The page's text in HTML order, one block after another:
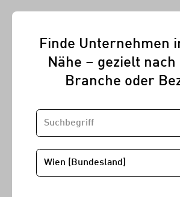
Finde Unternehmen
Nähe – gezielt nach
Branche oder
SUCHBEGRIFF
STANDORT